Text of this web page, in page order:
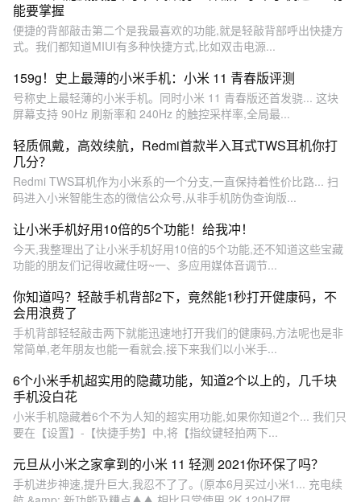
能要掌握
便捷的背部敲击第二个是我最喜欢的功能,就是轻敲背部呼出快捷方
式。我们都知道MIUI有多种快捷方式,比如双击电源...
159g！史上最薄的小米手机：小米 11 青春版评测
号称史上最轻薄的小米手机。同时小米 11 青春版还首发骁... 这块
屏幕支持 90Hz 刷新率和 240Hz 的触控采样率,全局最...
轻质佩戴，高效续航，Redmi首款半入耳式TWS耳机你打
几分？
Redmi TWS耳机作为小米系的一个分支,一直保持着性价比路... 扫
码进入小米智能生态的微信公众号,从非手机防伪查询版...
让小米手机好用10倍的5个功能！给我冲！
今天,我整理出了让小米手机好用10倍的5个功能,还不知道这些宝藏
功能的朋友们记得收藏住呀~一、多应用媒体音调节...
你知道吗？轻敲手机背部2下，竟然能1秒打开健康码，不
会用浪费了
手机背部轻轻敲击两下就能迅速地打开我们的健康码,方法呢也是非
常简单,老年朋友也能一看就会,接下来我们以小米手...
6个小米手机超实用的隐藏功能，知道2个以上的，几千块
手机没白花
小米手机隐藏着6个不为人知的超实用功能,如果你知道2个... 我们只
要在【设置】-【快捷手势】中,将【指纹键轻拍两下...
元旦从小米之家拿到的小米 11 轻测 2021你环保了吗？
手机进步神速,提升巨大,我忍不了了。(原本6月买过小米1... 充电续